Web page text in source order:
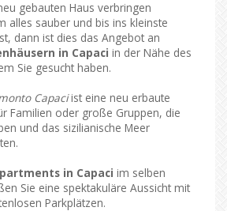
gebauten Haus verbringen
alles sauber und bis ins kleinste
dann ist dies das Angebot an
in Capaci in der Nähe des
Sie gesucht haben.
Capaciist eine neu erbaute
Familien oder große Gruppen, die
und das sizilianische Meer
in Capaci im selben
Sie eine spektakuläre Aussicht mit
Parkplätzen.